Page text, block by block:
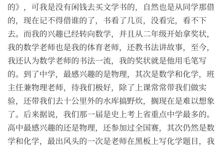
的》，可我是没有闲钱去买文学书的，自然也是从同学那借
的，现在记不得借谁的了，书看了几页，没看完，看不下
去。而我的兴趣已经转向数学，并且从二年级开始拿奖状，
我的数学老师也是我的体育老师，还教书法讲故事，至今，
我还认为数学老师的书法一流，我的奖状就是他用毛笔写
的。到了中学，最感兴趣的是物理，其次是数学和化学，班
主任兼物理老师，待我们极好，除了上课常常带我们做实
验，还带我们去十公里外的水库搞野炊，搁现在是难以想象
了。后来据说，我们那一届是史上考上省重点中学最多的。
高中最感兴趣的还是物理，还参加过全国赛，其次仍然是数
学和化学，最出风头的一次是老师在黑板上写化学题目，我